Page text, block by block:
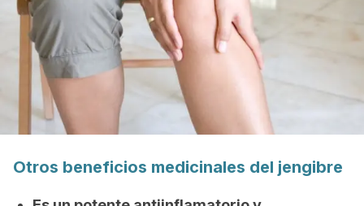
Otros beneficios medicinales del jengibre